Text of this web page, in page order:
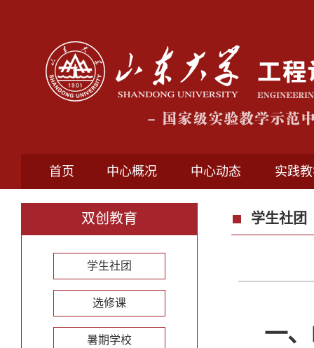
首页 中心概况 中心动态 实践
双创教育
学生社团
选修课
暑期学校
学生社团
一